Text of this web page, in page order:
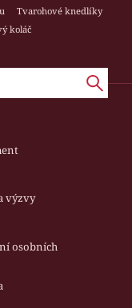
Tvarohové knedlíky
koláč
výzvy
osobních